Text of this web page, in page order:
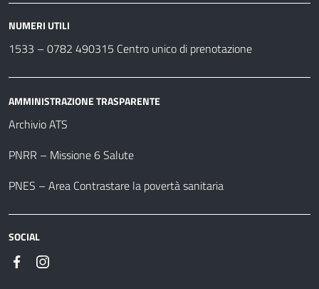
NUMERI UTILI
1533 – 0782 490315 Centro unico di prenotazione
AMMINISTRAZIONE TRASPARENTE
Archivio ATS
PNRR – Missione 6 Salute
PNES – Area Contrastare la povertà sanitaria
SOCIAL